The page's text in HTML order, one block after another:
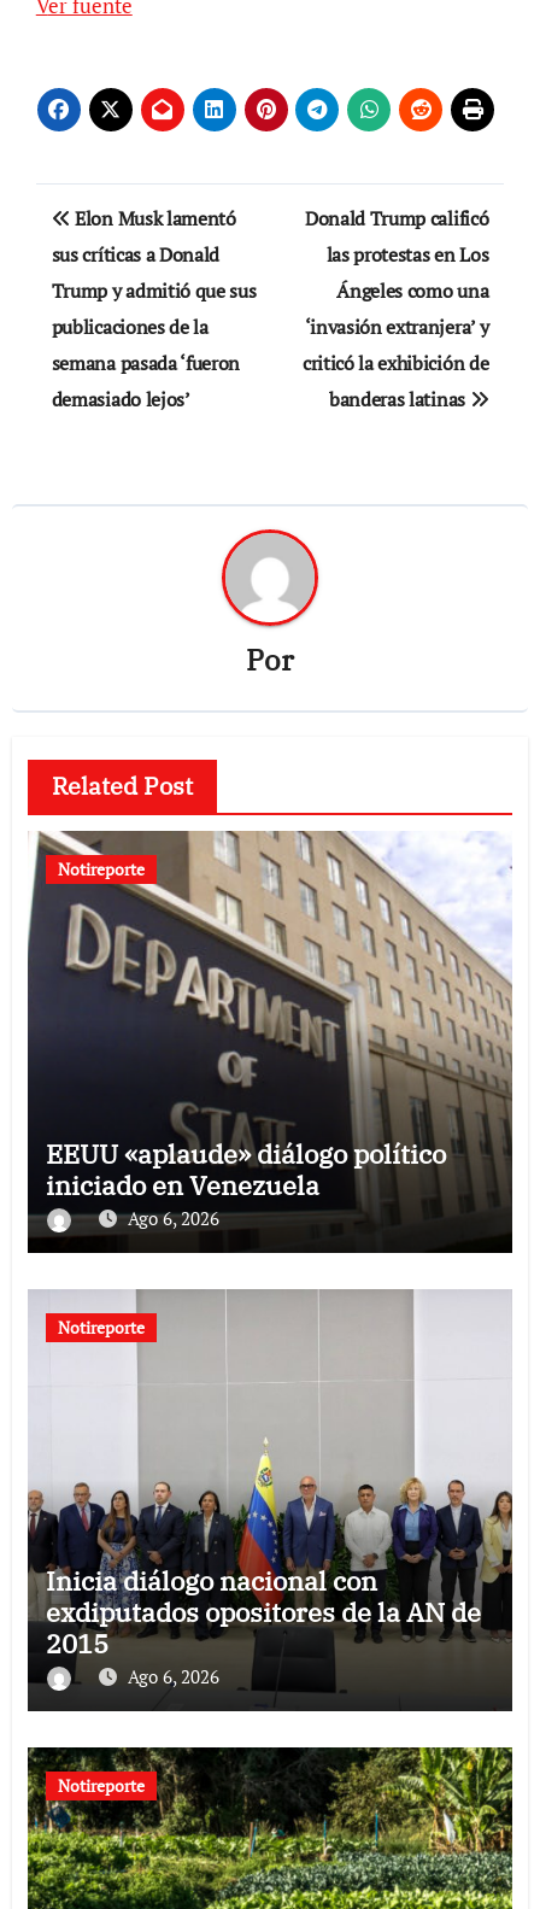
Navegación
de
entradas
Elon Musk lamentó
sus críticas a Donald
Trump y admitió que sus
publicaciones de la
semana pasada ‘fueron
demasiado lejos’
Donald Trump calificó
las protestas en Los
Ángeles como una
‘invasión extranjera’ y
criticó la exhibición de
banderas latinas
Por
Related Post
Notireporte
EEUU «aplaude» diálogo político
iniciado en Venezuela
Ago 6, 2026
Notireporte
Inicia diálogo nacional con
exdiputados opositores de la AN de
2015
Ago 6, 2026
Notireporte